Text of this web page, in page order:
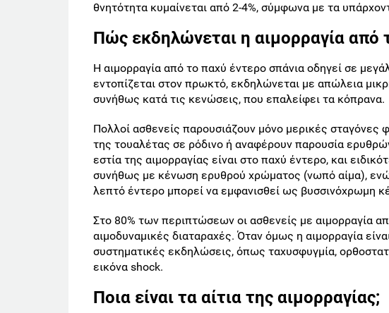
θνητότητα κυμαίνεται από 2-4%, σύμφωνα με τα
Πώς εκδηλώνεται η αιμορραγία από
Η αιμορραγία από το παχύ έντερο σπάνια οδηγεί σε
εντοπίζεται στον πρωκτό, εκδηλώνεται με απώλεια
συνήθως κατά τις κενώσεις, που επαλείφει τα κόπρανα.
Πολλοί ασθενείς παρουσιάζουν μόνο μερικές σταγόνες
της τουαλέτας σε ρόδινο ή αναφέρουν παρουσία
εστία της αιμορραγίας είναι στο παχύ έντερο, και
συνήθως με κένωση ερυθρού χρώματος (νωπό αίμα), ενώ
λεπτό έντερο μπορεί να εμφανισθεί ως βυσσινόχρωμη
Στο 80% των περιπτώσεων οι ασθενείς με αιμορραγία
αιμοδυναμικές διαταραχές. Όταν όμως η αιμορραγία
συστηματικές εκδηλώσεις, όπως ταχυσφυγμία,
εικόνα shock.
Ποια είναι τα αίτια της αιμορραγίας;